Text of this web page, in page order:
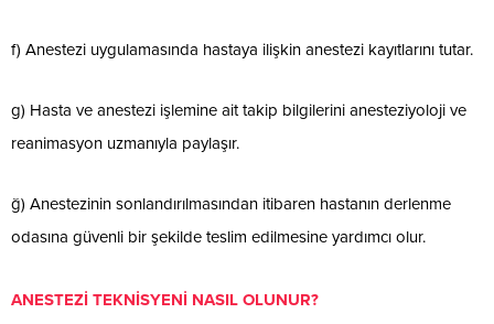
f) Anestezi uygulamasında hastaya ilişkin anestezi kayıtlarını tutar.
g) Hasta ve anestezi işlemine ait takip bilgilerini anesteziyoloji ve
reanimasyon uzmanıyla paylaşır.
ğ) Anestezinin sonlandırılmasından itibaren hastanın derlenme
odasına güvenli bir şekilde teslim edilmesine yardımcı olur.
ANESTEZİ TEKNİSYENİ NASIL OLUNUR?